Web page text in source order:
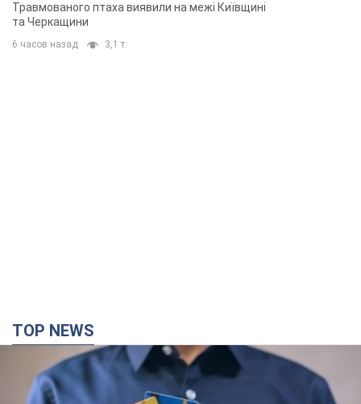
Травмованого птаха виявили на межі Київщині
та Черкащини
6 часов назад 3,1 т.
TOP NEWS